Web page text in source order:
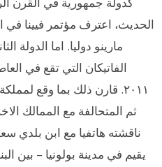
مارينو دوليا. اما الدولة
الفاتيكان التي تقع في
٢٠١١. قارن ذلك بما وقع
ثم المتحالفة مع الممالك
ناقشته هاتفيا مع ابن بلدي
يقيم في مدينة بولونيا – بين